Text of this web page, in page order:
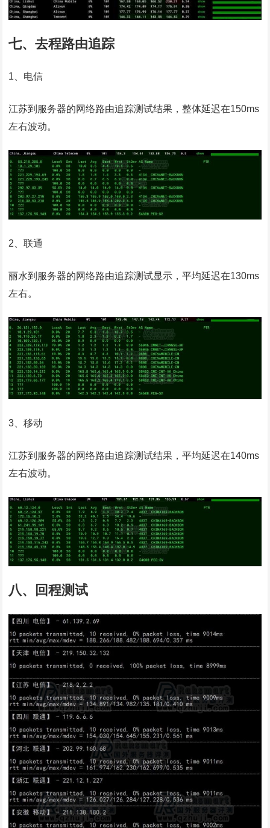
七、去程路由追踪
1、电信
江苏到服务器的网络路由追踪测试结果，整体延迟在150ms
左右波动。
2、联通
丽水到服务器的网络路由追踪测试显示，平均延迟在130ms
左右。
3、移动
江苏到服务器的网络路由追踪测试结果，平均延迟在140ms
左右波动。
八、回程测试